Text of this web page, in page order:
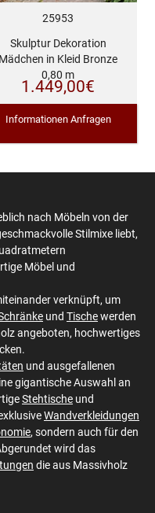
25953
Skulptur Dekoration
Mädchen in Kleid Bronze
0,80 m
1.449,00€
Informationen Anfragen
nach Möbeln von der
Stilmixe liebt,
Möbel und
verknüpft, um
und Tischewerden
angeboten, hochwertiges
und ausgefallenen
gigantische Auswahl an
Stehtische und
Wandverkleidungen
, sondern auch für den
wird das
die aus Massivholz